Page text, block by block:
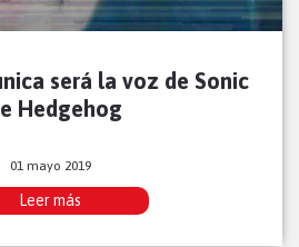
será la voz de Sonic
Hedgehog
01 mayo 2019
Leer más